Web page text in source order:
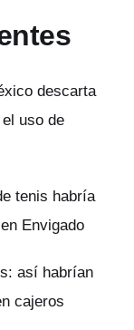
descarta
uso de
tenis habría
Envigado
así habrían
cajeros